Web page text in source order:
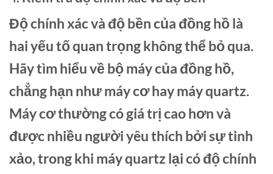
Độ chính xác và độ bền của đồng hồ là
hai yếu tố quan trọng không thể bỏ qua.
Hãy tìm hiểu về bộ máy của đồng hồ,
chẳng hạn như máy cơ hay máy quartz.
Máy cơ thường có giá trị cao hơn và
được nhiều người yêu thích bởi sự tinh
xảo, trong khi máy quartz lại có độ chính